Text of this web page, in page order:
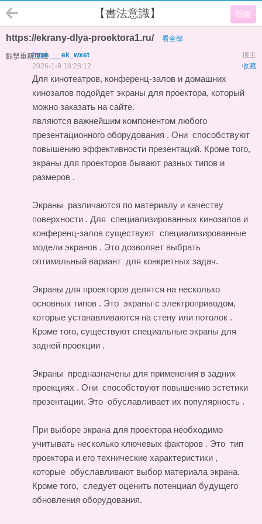
回復
【書法意識】
https://ekrany-dlya-proektora1.ru/ 看全部
點擊重新加載 樓主
https___ek_wxet
收藏
2026-1-9 18:28:12
Для кинотеатров, конференц-залов и домашних
кинозалов подойдет экраны для проектора, который
можно заказать на сайте.
являются важнейшим компонентом любого
презентационного оборудования . Они способствуют
повышению эффективности презентаций. Кроме того,
экраны для проекторов бывают разных типов и
размеров .
Экраны различаются по материалу и качеству
поверхности . Для специализированных кинозалов и
конференц-залов существуют специализированные
модели экранов . Это дозволяет выбрать
оптимальный вариант для конкретных задач.
Экраны для проекторов делятся на несколько
основных типов . Это экраны с электроприводом,
которые устанавливаются на стену или потолок .
Кроме того, существуют специальные экраны для
задней проекции .
Экраны предназначены для применения в задних
проекциях . Они способствуют повышению эстетики
презентации. Это обуславливает их популярность .
При выборе экрана для проектора необходимо
учитывать несколько ключевых факторов . Это тип
проектора и его технические характеристики ,
которые обуславливают выбор материала экрана.
Кроме того, следует оценить потенциал будущего
обновления оборудования.